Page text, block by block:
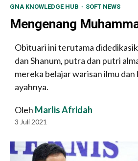
GNA KNOWLEDGE HUB SOFT NEWS
Mengenang
Obituari ini terutama
dan Shanum, putra dan putri
mereka belajar warisan ilmu dan
ayahnya.
Oleh Marlis Afridah
3 Juli 2021